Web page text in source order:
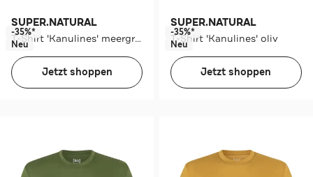
SUPER.NATURAL
T-Shirt 'Kanulines' meergrün
-35%*
Neu
Jetzt shoppen
SUPER.NATURAL
T-Shirt 'Kanulines' oliv
-35%*
Neu
Jetzt shoppen